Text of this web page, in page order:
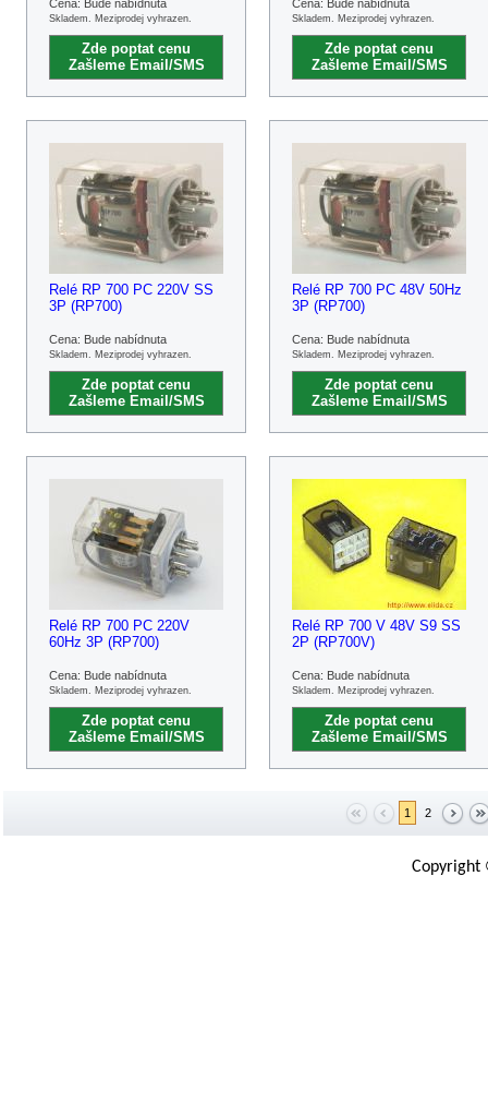
Cena: Bude nabídnuta
Skladem. Meziprodej vyhrazen.
Zde poptat cenu
Zašleme Email/SMS
Cena: Bude nabídnuta
Skladem. Meziprodej vyhrazen.
Zde poptat cenu
Zašleme Email/SMS
Relé RP 700 PC 220V SS
3P (RP700)
Cena: Bude nabídnuta
Skladem. Meziprodej vyhrazen.
Zde poptat cenu
Zašleme Email/SMS
Relé RP 700 PC 48V 50Hz
3P (RP700)
Cena: Bude nabídnuta
Skladem. Meziprodej vyhrazen.
Zde poptat cenu
Zašleme Email/SMS
Relé RP 700 PC 220V
60Hz 3P (RP700)
Cena: Bude nabídnuta
Skladem. Meziprodej vyhrazen.
Zde poptat cenu
Zašleme Email/SMS
Relé RP 700 V 48V S9 SS
2P (RP700V)
Cena: Bude nabídnuta
Skladem. Meziprodej vyhrazen.
Zde poptat cenu
Zašleme Email/SMS
1 2
Copyright